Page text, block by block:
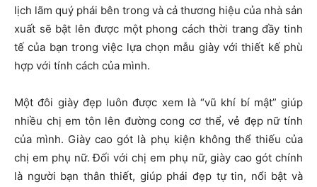
lịch lãm quý phái bên trong và cả thương hiệu của nhà sản
xuất sẽ bật lên được một phong cách thời trang đầy tinh
tế của bạn trong việc lựa chọn mẫu giày với thiết kế phù
hợp với tính cách của mình.
Một đôi giày đẹp luôn được xem là “vũ khí bí mật” giúp
nhiều chị em tôn lên đường cong cơ thể, vẻ đẹp nữ tính
của mình. Giày cao gót là phụ kiện không thể thiếu của
chị em phụ nữ. Đối với chị em phụ nữ, giày cao gót chính
là người bạn thân thiết, giúp phái đẹp tự tin, nổi bật và